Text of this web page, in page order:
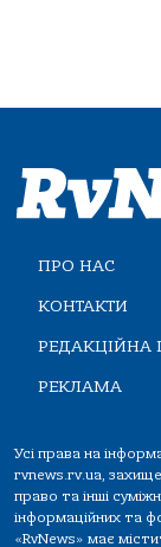
ПРО НАС
КОНТАКТИ
РЕДАКЦІЙНА
РЕКЛАМА
Усі права на
rvnews.rv.ua,
право та інші
інформаційних та
«RvNews» має